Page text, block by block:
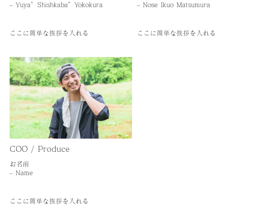
– Yuya”Shishkaba”Yokokura
ここに簡単な挨拶を入れる
– Nose Ikuo Matsumura
ここに簡単な挨拶を入れる
COO / Produce
お名前
– Name
ここに簡単な挨拶を入れる